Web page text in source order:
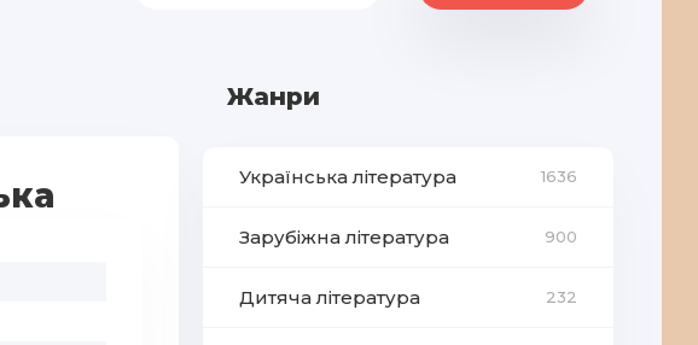
Жанри
Українська література 1636
Зарубіжна література 900
Дитяча література 232